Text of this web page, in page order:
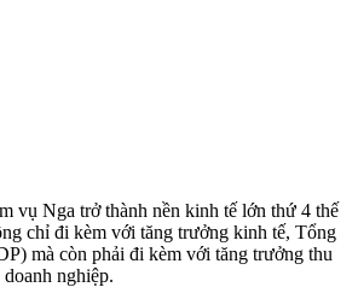
vụ Nga trở thành nền kinh tế lớn thứ 4 thế
chỉ đi kèm với tăng trưởng kinh tế, Tổng
mà còn phải đi kèm với tăng trưởng thu
nghiệp.